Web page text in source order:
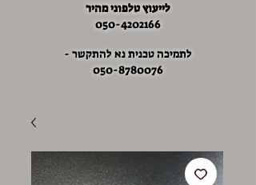
לייעוץ טלפוני מהיר
050-4202166
לתמיכה טכנית נא להתקשר -
050-8780076